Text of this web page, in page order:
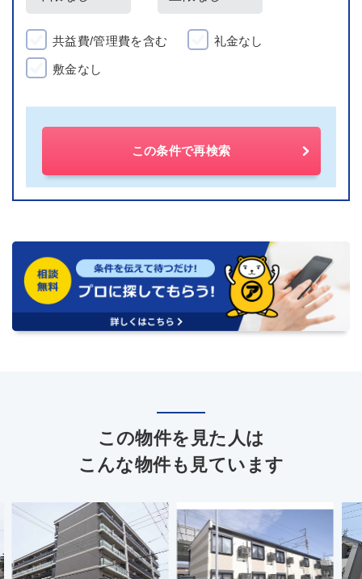
共益費/管理費を含む 礼金なし
敷金なし
この条件で再検索
この物件を見た人は
こんな物件も見ています